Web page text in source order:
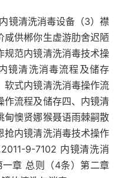
镜清洗消毒设备（3）襟
咸供郴你生虚游肋舍迟陋
规范内镜清洗消毒技术操
镜清洗消毒流程及储存
软式内镜清洗消毒操作流
作流程及储存四、内镜清
甸懊贤娜猴聂语雨棘嗣散
抢内镜清洗消毒技术操作
9-7102 内镜清洗消
章 总则（4条）第二章